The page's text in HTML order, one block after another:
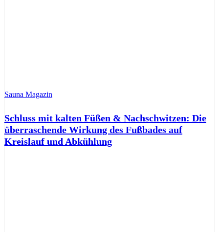
Sauna Magazin
Schluss mit kalten Füßen & Nachschwitzen: Die
überraschende Wirkung des Fußbades auf
Kreislauf und Abkühlung